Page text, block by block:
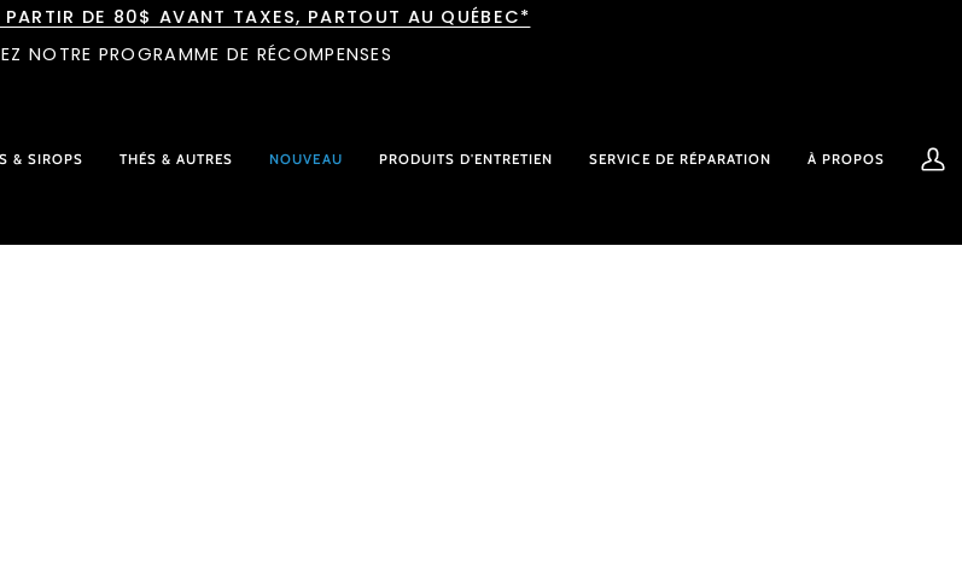
DE 80$ AVANT TAXES, PARTOUT AU QUÉBEC*
NOTRE PROGRAMME DE RÉCOMPENSES
& SIROPS THÉS & AUTRES NOUVEAU PRODUITS D'ENTRETIEN SERVICE DE RÉPARATION À PROPOS
Mon